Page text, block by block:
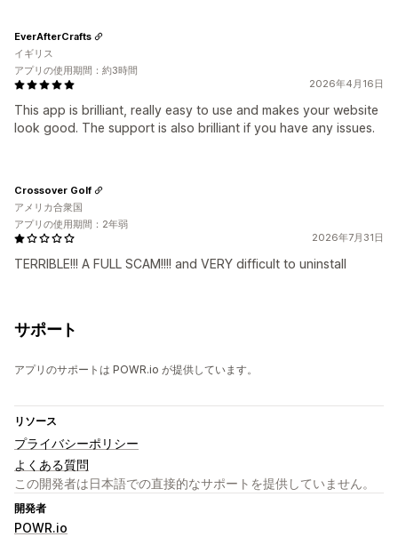
2026年4月16日
This app is brilliant, really easy to use and makes your website
look good. The support is also brilliant if you have any issues.
EverAfterCrafts
イギリス
アプリの使用期間：約3時間
2026年7月31日
TERRIBLE!!! A FULL SCAM!!!! and VERY difficult to uninstall
Crossover Golf
アメリカ合衆国
アプリの使用期間：2年弱
サポート
アプリのサポートは POWR.io が提供しています。
リソース
プライバシーポリシー
よくある質問
この開発者は日本語での直接的なサポートを提供していません。
開発者
POWR.io